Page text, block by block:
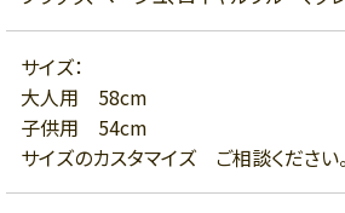
サイズ：
大人用 58cm
子供用 54cm
サイズのカスタマイズ ご相談ください。